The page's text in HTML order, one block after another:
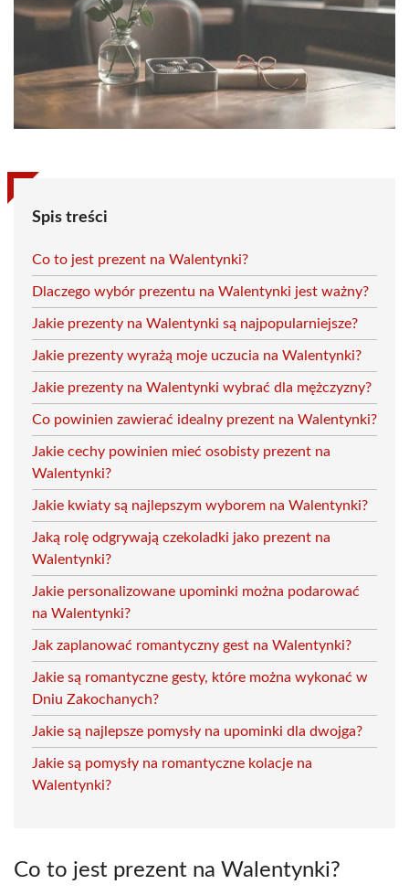
Spis treści
Co to jest prezent na Walentynki?
Dlaczego wybór prezentu na Walentynki jest ważny?
Jakie prezenty na Walentynki są najpopularniejsze?
Jakie prezenty wyrażą moje uczucia na Walentynki?
Jakie prezenty na Walentynki wybrać dla mężczyzny?
Co powinien zawierać idealny prezent na Walentynki?
Jakie cechy powinien mieć osobisty prezent na
Walentynki?
Jakie kwiaty są najlepszym wyborem na Walentynki?
Jaką rolę odgrywają czekoladki jako prezent na
Walentynki?
Jakie personalizowane upominki można podarować
na Walentynki?
Jak zaplanować romantyczny gest na Walentynki?
Jakie są romantyczne gesty, które można wykonać w
Dniu Zakochanych?
Jakie są najlepsze pomysły na upominki dla dwojga?
Jakie są pomysły na romantyczne kolacje na
Walentynki?
Co to jest prezent na Walentynki?